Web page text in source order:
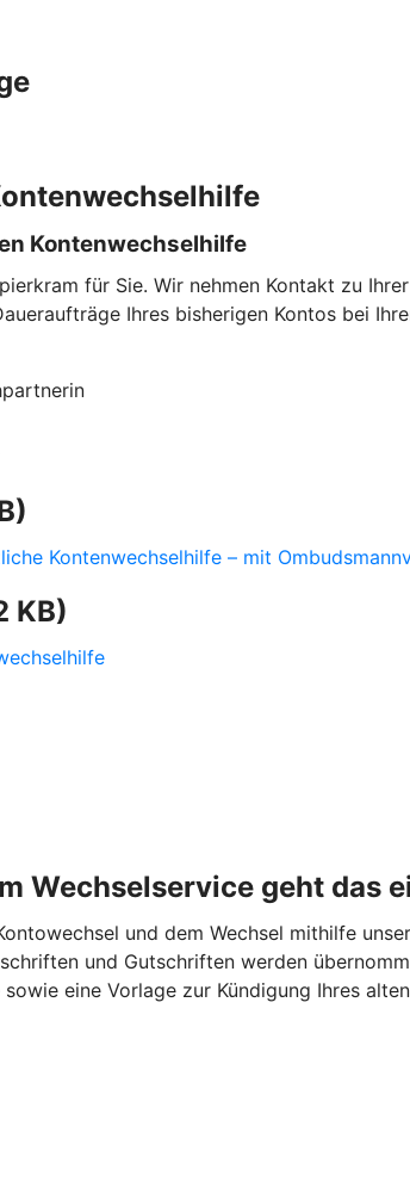
Kontenwechselhilfe
für Sie. Wir nehmen Kontakt zu
Ihres bisherigen Kontos bei
Kontenwechselhilfe – mit
KB)
Wechselservice geht das
und dem Wechsel mithilfe
und Gutschriften werden
eine Vorlage zur Kündigung Ihres